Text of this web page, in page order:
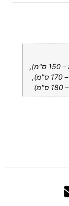
מידה 50 (מתאים לאדם שגובהו – 160 ס"מ – 150 ס"מ),
מידה 60 (מתאים לאדם שגובהו- 180 ס"מ – 170 ס"מ),